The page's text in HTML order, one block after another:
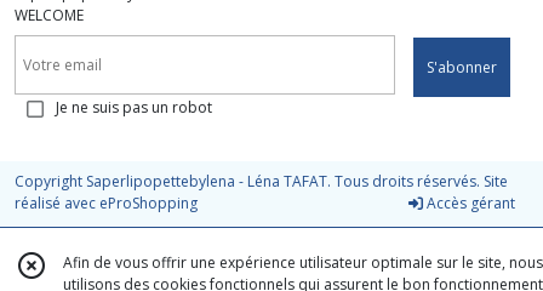
WELCOME
S'abonner
Je ne suis pas un robot
Copyright Saperlipopettebylena - Léna TAFAT. Tous droits réservés. Site
réalisé avec eProShopping Accès gérant
Afin de vous offrir une expérience utilisateur optimale sur le site, nous
utilisons des cookies fonctionnels qui assurent le bon fonctionnement